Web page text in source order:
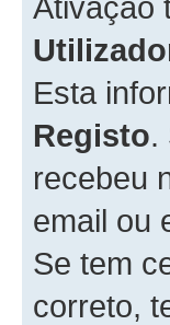
Esta
Registo.
recebeu
email ou
Se tem
correto,